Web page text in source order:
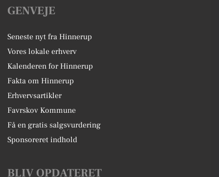
GENVEJE
Seneste nyt fra Hinnerup
Vores lokale erhverv
Kalenderen for Hinnerup
Fakta om Hinnerup
Erhvervsartikler
Favrskov Kommune
Få en gratis salgsvurdering
Sponsoreret indhold
BLIV OPDATERET